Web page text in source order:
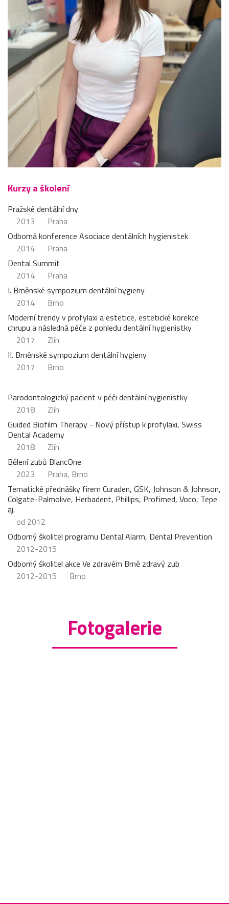
Kurzy a školení
Pražské dentální dny
2013
Praha
Odborná konference Asociace dentálních hygienistek
2014
Praha
Dental Summit
2014
Praha
I. Brněnské sympozium dentální hygieny
2014
Brno
Moderní trendy v profylaxi a estetice, estetické korekce
chrupu a následná péče z pohledu dentální hygienistky
2017
Zlín
II. Brněnské sympozium dentální hygieny
2017
Brno
Parodontologický pacient v péči dentální hygienistky
2018
Zlín
Guided Biofilm Therapy - Nový přístup k profylaxi, Swiss
Dental Academy
2018
Zlín
Bělení zubů BlancOne
2023
Praha, Brno
Tematické přednášky firem Curaden, GSK, Johnson & Johnson,
Colgate-Palmolive, Herbadent, Phillips, Profimed, Voco, Tepe
aj.
od 2012
Odborný školitel programu Dental Alarm, Dental Prevention
2012-2015
Odborný školitel akce Ve zdravém Brně zdravý zub
2012-2015
Brno
Fotogalerie